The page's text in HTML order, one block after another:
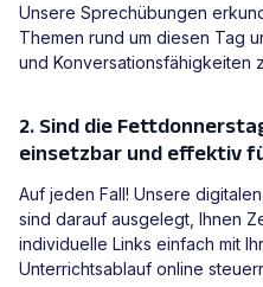
Unsere Sprechübungen
Themen rund um diesen Tag
und Konversationsfähigkeiten
2. Sind die
einsetzbar und effektiv
Auf jeden Fall! Unsere
sind darauf ausgelegt, Ihnen
individuelle Links einfach mit
Unterrichtsablauf online